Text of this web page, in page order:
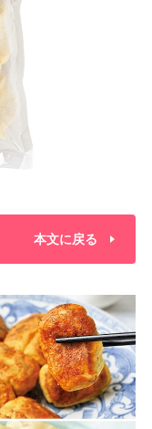
本文に戻る